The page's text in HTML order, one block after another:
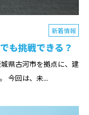
新着情報
も挑戦できる？
県古河市を拠点に、建
今回は、未...